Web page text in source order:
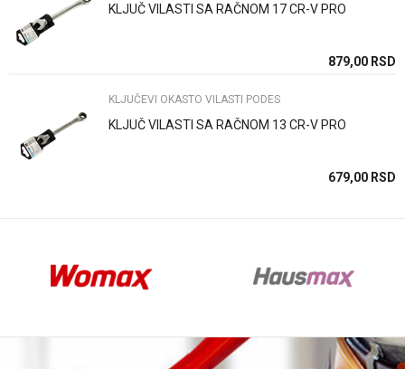
Anti-spam zaštita - izračunajte koliko je 2 + 3 :
POŠALJI
KLJUČ VILASTI SA RAČNOM 17 CR-V PRO
879,00 RSD
KLJUČEVI OKASTO VILASTI PODES
KLJUČ VILASTI SA RAČNOM 13 CR-V PRO
679,00 RSD